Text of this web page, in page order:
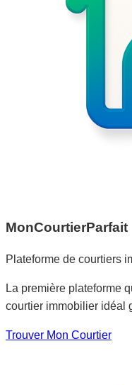
MonCourtierParfait
Plateforme de courtiers
La première plateforme
courtier immobilier idéal
Trouver Mon Courtier